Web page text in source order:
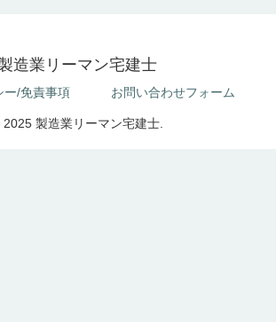
造業リーマン宅建士
ー/免責事項 お問い合わせフォーム
製造業リーマン宅建士.